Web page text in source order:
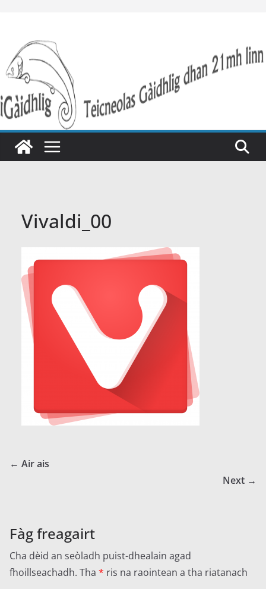
content
Vivaldi_00
← Air ais
Next →
Fàg freagairt
Cha dèid an seòladh puist-dhealain agad
fhoillseachadh. Tha * ris na raointean a tha riatanach